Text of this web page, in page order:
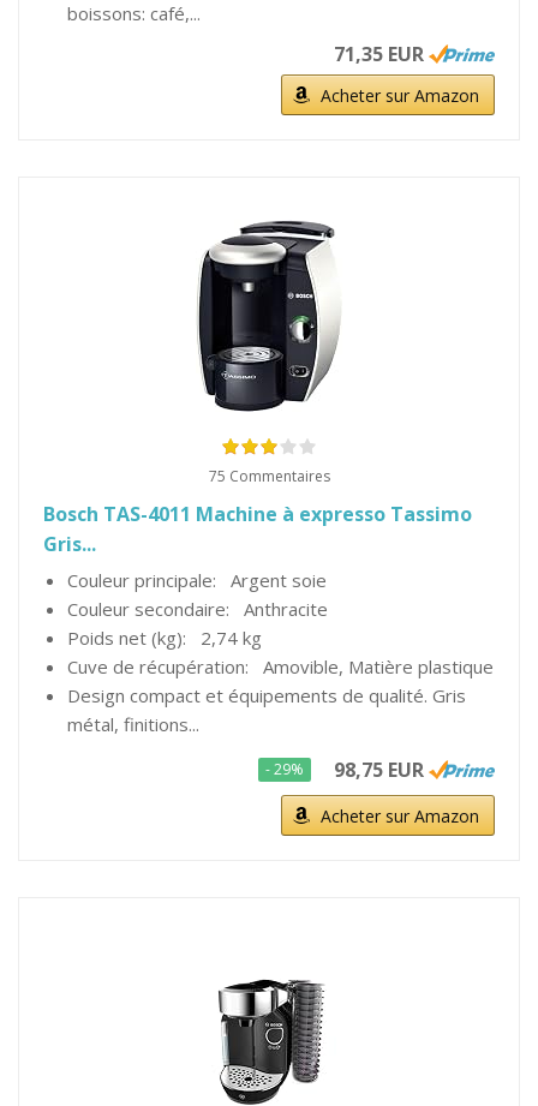
boissons: café,...
71,35 EUR
Acheter sur Amazon
75 Commentaires
Bosch TAS-4011 Machine à expresso Tassimo
Gris...
Couleur principale: Argent soie
Couleur secondaire: Anthracite
Poids net (kg): 2,74 kg
Cuve de récupération: Amovible, Matière plastique
Design compact et équipements de qualité. Gris
métal, finitions...
- 29% 98,75 EUR
Acheter sur Amazon